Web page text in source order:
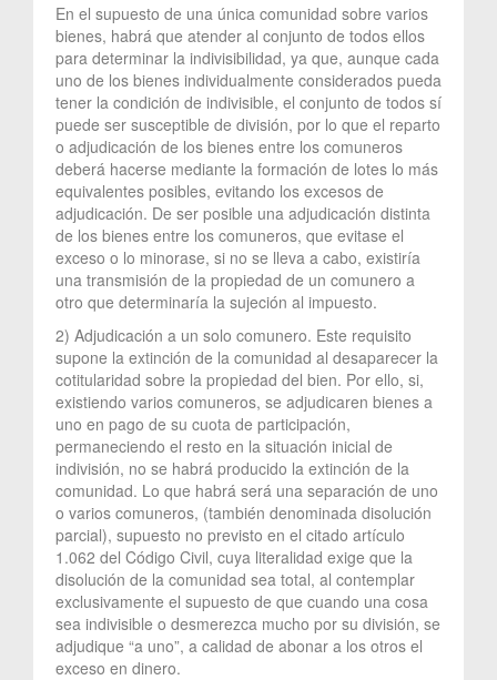
En el supuesto de una única comunidad sobre varios
bienes, habrá que atender al conjunto de todos ellos
para determinar la indivisibilidad, ya que, aunque cada
uno de los bienes individualmente considerados pueda
tener la condición de indivisible, el conjunto de todos sí
puede ser susceptible de división, por lo que el reparto
o adjudicación de los bienes entre los comuneros
deberá hacerse mediante la formación de lotes lo más
equivalentes posibles, evitando los excesos de
adjudicación. De ser posible una adjudicación distinta
de los bienes entre los comuneros, que evitase el
exceso o lo minorase, si no se lleva a cabo, existiría
una transmisión de la propiedad de un comunero a
otro que determinaría la sujeción al impuesto.
2) Adjudicación a un solo comunero. Este requisito
supone la extinción de la comunidad al desaparecer la
cotitularidad sobre la propiedad del bien. Por ello, si,
existiendo varios comuneros, se adjudicaren bienes a
uno en pago de su cuota de participación,
permaneciendo el resto en la situación inicial de
indivisión, no se habrá producido la extinción de la
comunidad. Lo que habrá será una separación de uno
o varios comuneros, (también denominada disolución
parcial), supuesto no previsto en el citado artículo
1.062 del Código Civil, cuya literalidad exige que la
disolución de la comunidad sea total, al contemplar
exclusivamente el supuesto de que cuando una cosa
sea indivisible o desmerezca mucho por su división, se
adjudique “a uno”, a calidad de abonar a los otros el
exceso en dinero.